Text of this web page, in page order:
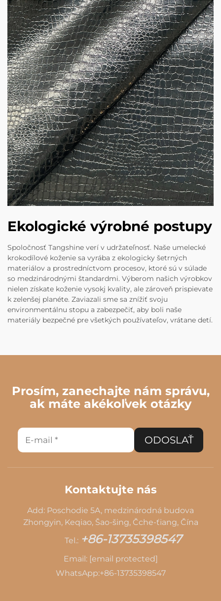
Ekologické výrobné postupy
Spoločnosť Tangshine verí v udržateľnosť. Naše umelecké
krokodílové koženie sa vyrába z ekologicky šetrných
materiálov a prostredníctvom procesov, ktoré sú v súlade
so medzinárodnými štandardmi. Výberom našich výrobkov
nielen získate koženie vysokj kvality, ale zároveň prispievate
k zelenšej planéte. Zaviazali sme sa znížiť svoju
environmentálnu stopu a zabezpečiť, aby boli naše
materiály bezpečné pre všetkých používateľov, vrátane detí.
Prosím, zanechajte nám správu,
ak máte akékoľvek otázky
ODOSLAŤ
Kontaktujte nás
Add: Poschodie 5A, medzinárodná budova
Zhongyin, Keqiao, Šao-šing, Čche-ťiang, Čína
Tel.: +86-13735398547
Email: [email protected]
WhatsApp:+86-13735398547